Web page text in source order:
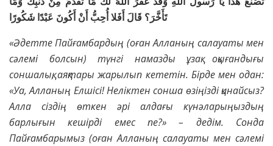
تَأَخَّرَ؟ قَالَ أَفَلا أُحِبُّ أَنْ أَكُونَ عَبْدًا شَكُورًا
«Әдетте Пайғамбардың (оған Алланың салауаты мен
сәлемі болсын) түнгі намазды ұзақ оқығандығы
соншалық, аяқтары жарылып кететін. Бірде мен одан:
«Уа, Алланың Елшісі! Неліктен сонша өзіңізді қинайсыз?
Алла сіздің өткен әрі алдағы күнәларыңыздың
барлығын кешірді емес пе?» – дедім. Сонда
Пайғамбарымыз (оған Алланың салауаты мен сәлемі